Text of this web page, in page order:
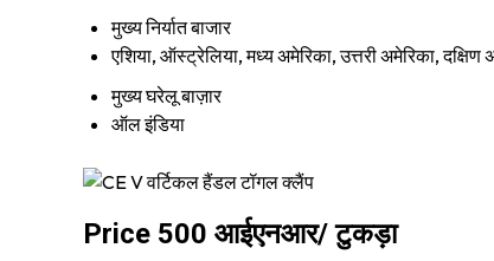
मुख्य निर्यात बाजार
एशिया, ऑस्ट्रेलिया, मध्य अमेरिका, उत्तरी अमेरिका, दक्षिण
मुख्य घरेलू बाज़ार
ऑल इंडिया
Price 500 आईएनआर/ टुकड़ा